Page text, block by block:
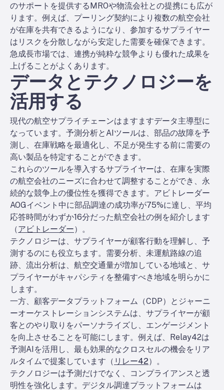
のサポートを提供するMROや物流会社との提携にも広が
ります。例えば、プーリング契約により複数の航空会社
が在庫を共有できるようになり、参加するサプライヤー
はリスクを分散しながら安定した需要を確保できます。
急成長市場では、連携が純粋な競争よりも優れた成果を
上げることがよくあります。
データとテクノロジーを
活用する
現代の航空サプライチェーンはますますデータ主導型に
なっています。予測分析とAIツールは、部品の故障を予
測し、在庫戦略を最適化し、不足が発生する前に需要の
高い製品を特定することができます。
これらのツールを導入するサプライヤーは、在庫を実際
の航空会社のニーズに合わせて調整することができ、永
続的な競争上の優位性を獲得できます。 アビトレーダー
AOGイベント中に部品調達の成功率が75%に達し、平均
応答時間がわずか16分だった航空会社の例を紹介します
（アビトレーダー）。
テクノロジーは、サプライヤーが顧客行動を理解し、予
測するのにも役立ちます。需要分析、未運航路線の追
跡、流出分析は、航空交通量が増加している地域と、サ
プライヤーがキャパシティを整備すべき地域を明らかに
します。
一方、顧客データプラットフォーム（CDP）とジャーニ
ーオーケストレーションシステムは、サプライヤーが顧
客とのやり取りをパーソナライズし、エンゲージメント
を向上させることを可能にします。例えば、Relay42は
予測AIを活用し、最も効果的なクロスセルの機会をリア
ルタイムで提案しています（ リレー42）。
テクノロジーは予測だけでなく、コンプライアンスと透
明性を強化します。デジタル調達プラットフォームは